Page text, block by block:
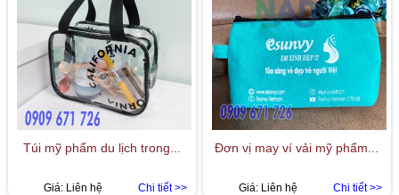
Túi mỹ phẩm du lịch trong...
Chi tiết >>
Giá: Liên hệ
Đơn vị may ví vải mỹ phẩm...
Chi tiết >>
Giá: Liên hệ